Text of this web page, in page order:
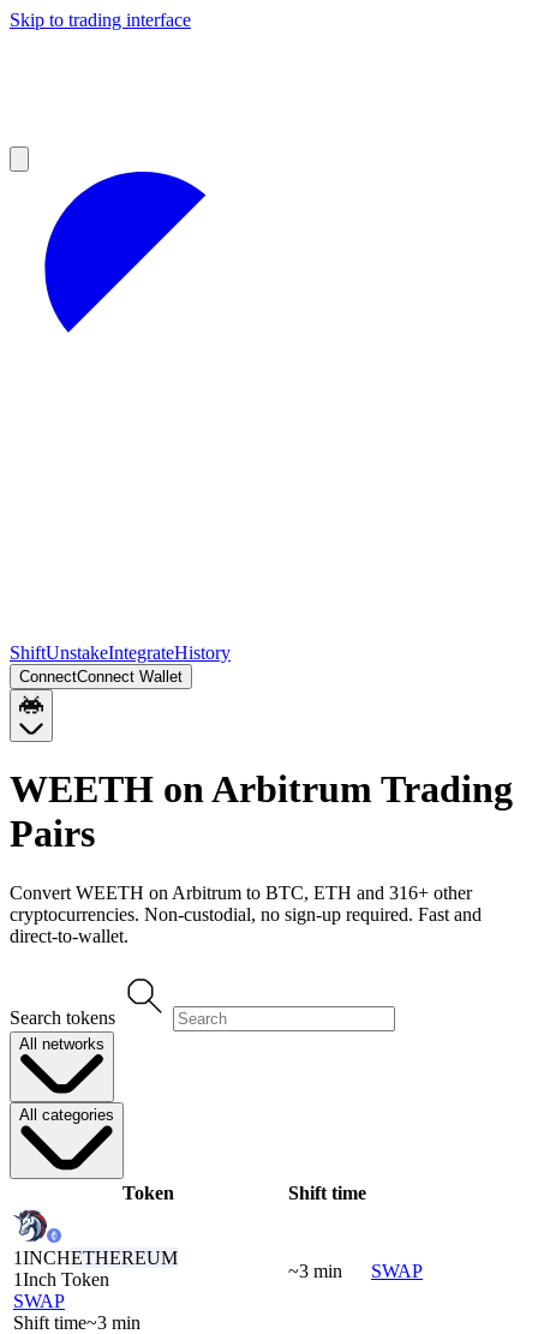
Skip to trading interface
ShiftUnstakeIntegrateHistory
ConnectConnect Wallet
WEETH on ArbitrumTrading
Pairs
Convert WEETH on Arbitrum to BTC, ETH and 316+ other
cryptocurrencies. Non-custodial, no sign-up required. Fast and
direct-to-wallet.
Search tokens
All networks
All categories
Token Shift time
1INCHETHEREUM
1Inch Token
SWAP
Shift time~3 min
~3 min SWAP